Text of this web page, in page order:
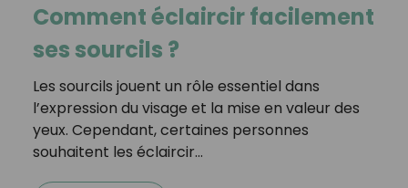
Comment éclaircir facilement
ses sourcils ?
Les sourcils jouent un rôle essentiel dans
l’expression du visage et la mise en valeur des
yeux. Cependant, certaines personnes
souhaitent les éclaircir…